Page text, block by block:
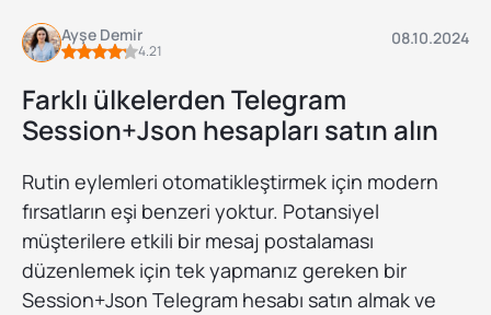
Ayşe Demir
4.21
08.10.2024
Farklı ülkelerden Telegram
Session+Json hesapları satın alın
Rutin eylemleri otomatikleştirmek için modern
fırsatların eşi benzeri yoktur. Potansiyel
müşterilere etkili bir mesaj postalaması
düzenlemek için tek yapmanız gereken bir
Session+Json Telegram hesabı satın almak ve